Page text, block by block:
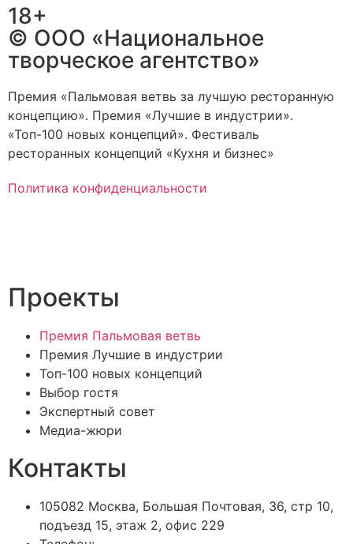
18+
© ООО «Национальное
творческое агентство»
Премия «Пальмовая ветвь за лучшую ресторанную
концепцию». Премия «Лучшие в индустрии».
«Топ-100 новых концепций». Фестиваль
ресторанных концепций «Кухня и бизнес»
Политика конфиденциальности
Проекты
Премия Пальмовая ветвь
Премия Лучшие в индустрии
Топ-100 новых концепций
Выбор гостя
Экспертный совет
Медиа-жюри
Контакты
105082 Москва, Большая Почтовая, 36, стр 10,
подъезд 15, этаж 2, офис 229